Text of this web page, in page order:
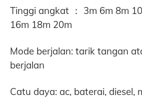
Tinggi angkat ： 3m 6m 8m
16m 18m 20m
Mode berjalan: tarik tangan
berjalan
Catu daya: ac, baterai, diesel,